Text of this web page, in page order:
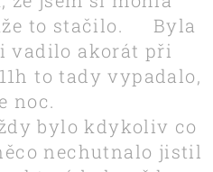
to stačilo. 😊Byla
vadilo akorát při
to tady vypadalo,
noc.
bylo kdykoliv co
nechutnalo jistil